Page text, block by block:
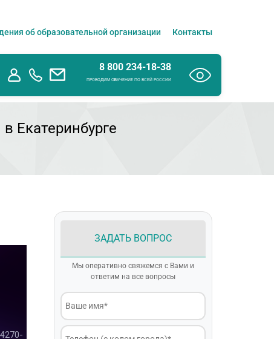
об образовательной организации Контакты
8 800 234-18-38
ПРОВОДИМ ОБУЧЕНИЕ ПО ВСЕЙ РОССИИ
Екатеринбурге
ЗАДАТЬ ВОПРОС
Мы оперативно свяжемся с Вами и
ответим на все вопросы